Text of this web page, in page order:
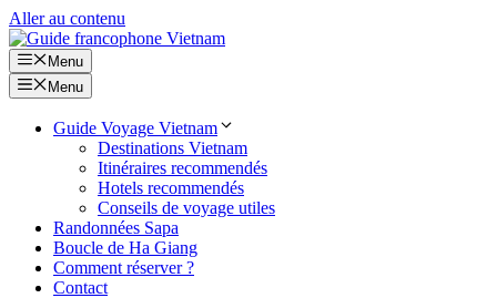
Aller au contenu
Menu
Menu
Guide Voyage Vietnam
Destinations Vietnam
Itinéraires recommendés
Hotels recommendés
Conseils de voyage utiles
Randonnées Sapa
Boucle de Ha Giang
Comment réserver ?
Contact